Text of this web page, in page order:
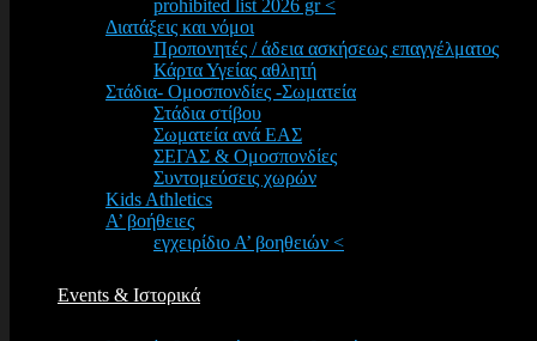
prohibited list 2026 gr <
Διατάξεις και νόμοι
Προπονητές / άδεια ασκήσεως επαγγέλματος
Κάρτα Υγείας αθλητή
Στάδια- Ομοσπονδίες -Σωματεία
Στάδια στίβου
Σωματεία ανά ΕΑΣ
ΣΕΓΑΣ & Ομοσπονδίες
Συντομεύσεις χωρών
Kids Athletics
Α’ βοήθειες
εγχειρίδιο Α’ βοηθειών <
Events & Ιστορικά